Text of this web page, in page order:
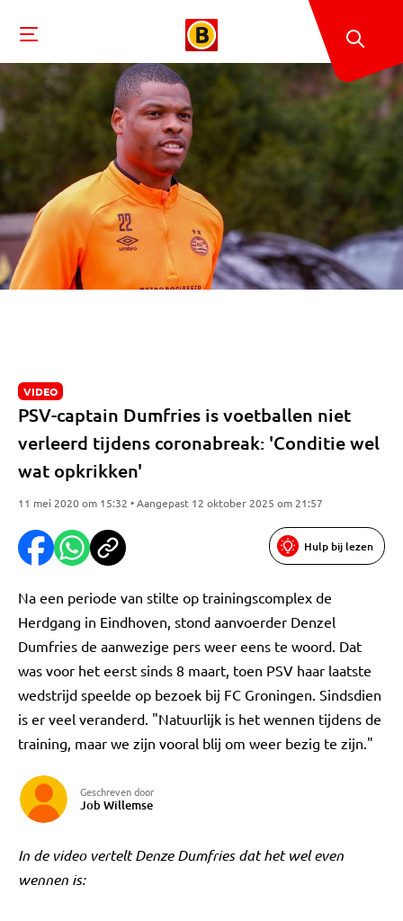
VIDEO
PSV-captain Dumfries is voetballen niet
verleerd tijdens coronabreak: 'Conditie wel
wat opkrikken'
11 mei 2020 om 15:32 • Aangepast 12 oktober 2025 om 21:57
Hulp bij lezen
Na een periode van stilte op trainingscomplex de
Herdgang in Eindhoven, stond aanvoerder Denzel
Dumfries de aanwezige pers weer eens te woord. Dat
was voor het eerst sinds 8 maart, toen PSV haar laatste
wedstrijd speelde op bezoek bij FC Groningen. Sindsdien
is er veel veranderd. "Natuurlijk is het wennen tijdens de
training, maar we zijn vooral blij om weer bezig te zijn."
Geschreven door
Job Willemse
In de video vertelt Denze Dumfries dat het wel even
wennen is: